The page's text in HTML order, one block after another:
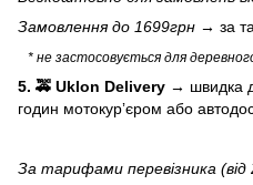
Замовлення до 1699грн → за
* не застосовується для
5. 🚕 Uklon Delivery → швидка
годин мотокурʼєром або
За тарифами перевізника (від